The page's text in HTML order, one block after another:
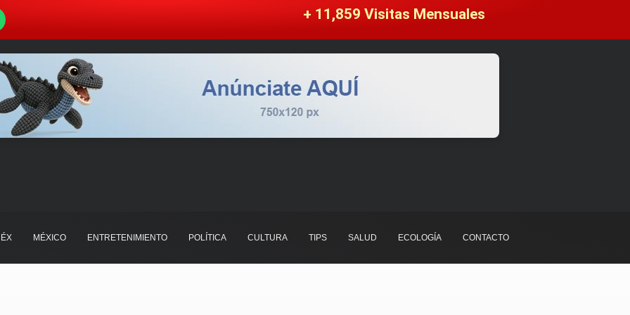
+ 11,859 Visitas Mensuales
MÉXICO ENTRETENIMIENTO POLÍTICA CULTURA TIPS SALUD ECOLOGÍA CONTACTO